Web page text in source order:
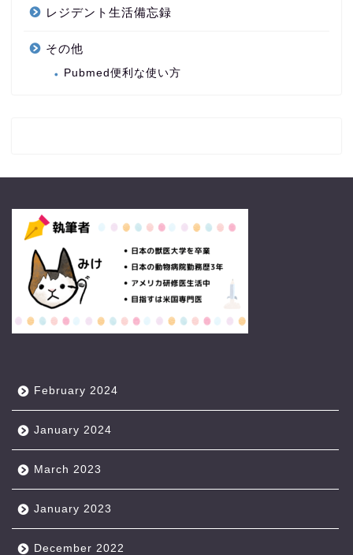
レジデント生活備忘録
その他
Pubmed便利な使い方
February 2024
January 2024
March 2023
January 2023
December 2022